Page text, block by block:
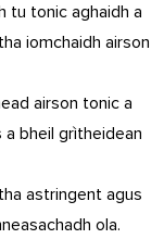
tu tonic aghaidh a
iomchaidh airson
airson tonic a
a bheil grìtheidean
astringent agus
ola.